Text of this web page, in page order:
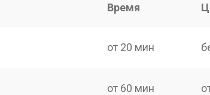
Время
от 20 мин
от 60 мин